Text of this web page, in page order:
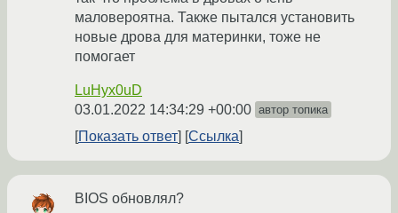
маловероятна. Также пытался установить
новые дрова для материнки, тоже не
помогает
LuHyx0uD
03.01.2022 14:34:29 +00:00 автор топика
Показать ответ Ссылка
BIOS обновлял?